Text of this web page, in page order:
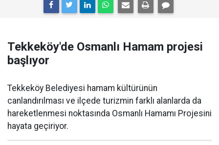
Tekkeköy'de Osmanlı Hamam projesi
başlıyor
Tekkeköy Belediyesi hamam kültürünün
canlandırılması ve ilçede turizmin farklı alanlarda da
hareketlenmesi noktasında Osmanlı Hamamı Projesini
hayata geçiriyor.